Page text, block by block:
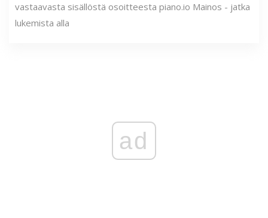
vastaavasta sisällöstä osoitteesta piano.io Mainos - jatka
lukemista alla
ad